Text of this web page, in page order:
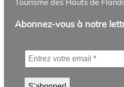
Abonnez-vous à notre